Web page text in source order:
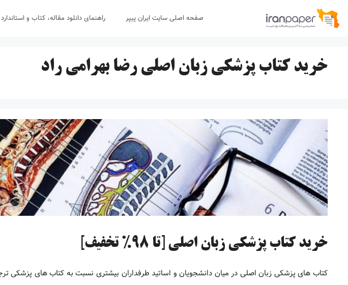
پرش
صفحه اصلی سایت ایران پیپر راهنمای دانلود مقاله، کتاب و استاندارد
خرید کتاب پزشکی زبان اصلی رضا بهرامی راد
خرید کتاب پزشکی زبان اصلی [تا 98% تخفیف]
کتاب های پزشکی زبان اصلی در میان دانشجویان و اساتید طرفداران بیشتری نسبت به کتاب های پزشکی